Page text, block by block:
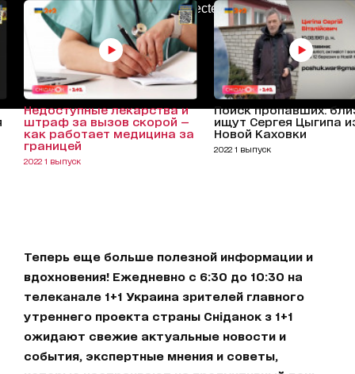
AdBlockDetected!
Недоступные лекарства и
штраф за вызов скорой —
как работает медицина за
границей
2022 1 выпуск
Поиск пропавших:
ищут Сергея Цыгипа
Новой Каховки
2022 1 выпуск
Теперь еще больше полезной информации и
вдохновения! Ежедневно с 6:30 до 10:30 на
телеканале 1+1 Украина зрителей главного
утреннего проекта страны Сніданок з 1+1
ожидают свежие актуальные новости и
события, экспертные мнения и советы,